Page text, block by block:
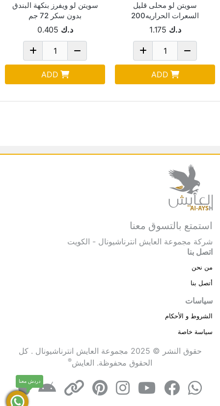
سويتن لو محلى قليل
السعرات الحراريه200
10.4ملد.ك 1.175
ADD
سويتن لو ويفرز بنكهة البندق
بدون سكر 72 جم
د.ك 0.405
ADD
استمتع بالتسوق معنا
شركة مجموعة العايش انترناشيونال - الكويت
اتصل بنا
من نحن
أتصل بنا
سياسات
الشروط و الأحكام
سياسة خاصة
حقوق النشر © 2025 مجموعة العايش انترناشيونال . كل
الحقوق محفوظة. العايش®
دردش معنا